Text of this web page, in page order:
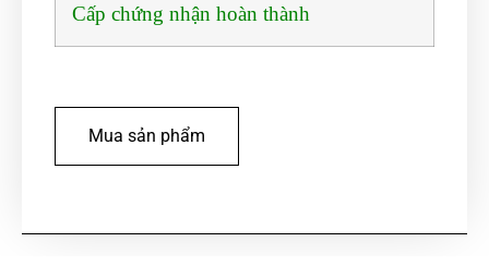
Cấp chứng nhận hoàn thành
Mua sản phẩm